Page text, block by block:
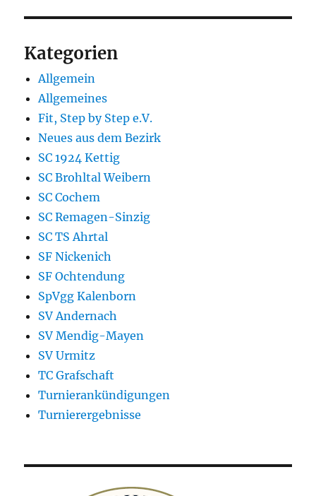
Kategorien
Allgemein
Allgemeines
Fit, Step by Step e.V.
Neues aus dem Bezirk
SC 1924 Kettig
SC Brohltal Weibern
SC Cochem
SC Remagen-Sinzig
SC TS Ahrtal
SF Nickenich
SF Ochtendung
SpVgg Kalenborn
SV Andernach
SV Mendig-Mayen
SV Urmitz
TC Grafschaft
Turnierankündigungen
Turnierergebnisse